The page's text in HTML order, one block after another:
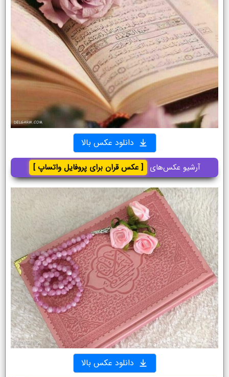
دانلود عکس بالا
آرشیو عکس‌های [ عکس قران برای پروفایل واتساپ ]
دانلود عکس بالا